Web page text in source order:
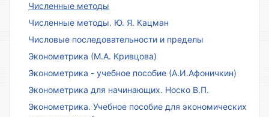
Численные методы
Численные методы. Ю. Я. Кацман
Числовые последовательности и пределы
Эконометрика (М.А. Кривцова)
Эконометрика - учебное пособие (А.И.Афоничкин)
Эконометрика для начинающих. Носко В.П.
Эконометрика. Учебное пособие для экономических